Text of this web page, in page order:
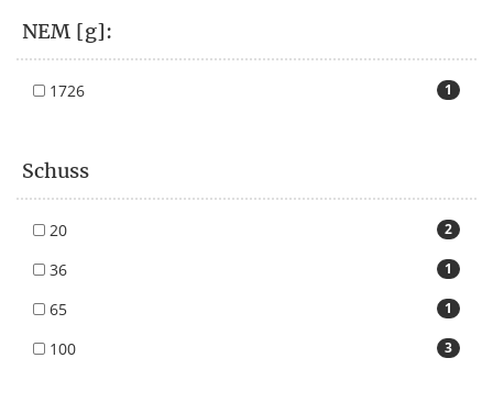
NEM [g]:
1
1726
Schuss
2
20
1
36
1
65
3
100